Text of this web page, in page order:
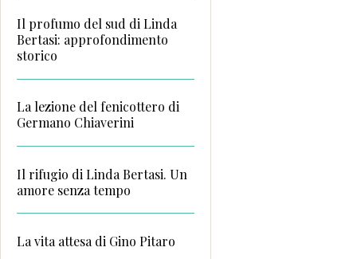
Il profumo del sud di Linda
Bertasi: approfondimento
storico
La lezione del fenicottero di
Germano Chiaverini
Il rifugio di Linda Bertasi. Un
amore senza tempo
La vita attesa di Gino Pitaro